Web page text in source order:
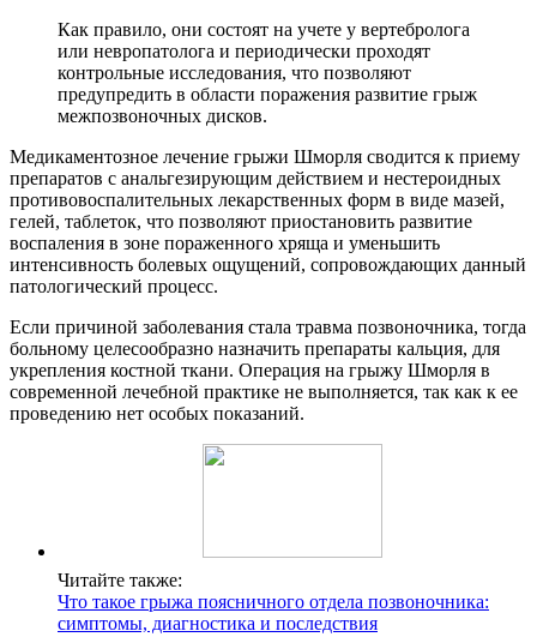
Как правило, они состоят на учете у вертебролога
или невропатолога и периодически проходят
контрольные исследования, что позволяют
предупредить в области поражения развитие грыж
межпозвоночных дисков.
Медикаментозное лечение грыжи Шморля сводится к приему
препаратов с анальгезирующим действием и нестероидных
противовоспалительных лекарственных форм в виде мазей,
гелей, таблеток, что позволяют приостановить развитие
воспаления в зоне пораженного хряща и уменьшить
интенсивность болевых ощущений, сопровождающих данный
патологический процесс.
Если причиной заболевания стала травма позвоночника, тогда
больному целесообразно назначить препараты кальция, для
укрепления костной ткани. Операция на грыжу Шморля в
современной лечебной практике не выполняется, так как к ее
проведению нет особых показаний.
Читайте также:
Что такое грыжа поясничного отдела позвоночника:
симптомы, диагностика и последствия